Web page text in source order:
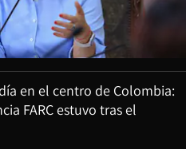
en el centro de Colombia:
FARC estuvo tras el